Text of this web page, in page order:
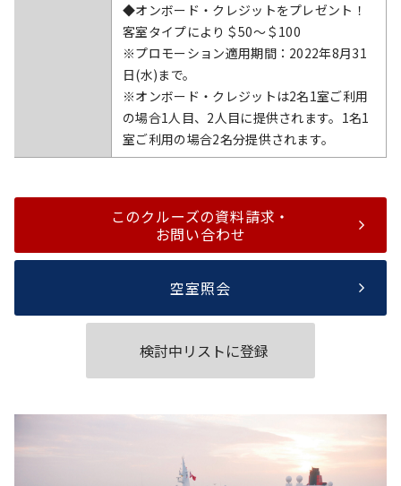
◆オンボード・クレジットをプレゼント！
客室タイプにより＄50～＄100
※プロモーション適用期間：2022年8月31
日(水)まで。
※オンボード・クレジットは2名1室ご利用
の場合1人目、2人目に提供されます。1名1
室ご利用の場合2名分提供されます。
このクルーズの資料請求・
お問い合わせ
空室照会
検討中リストに登録